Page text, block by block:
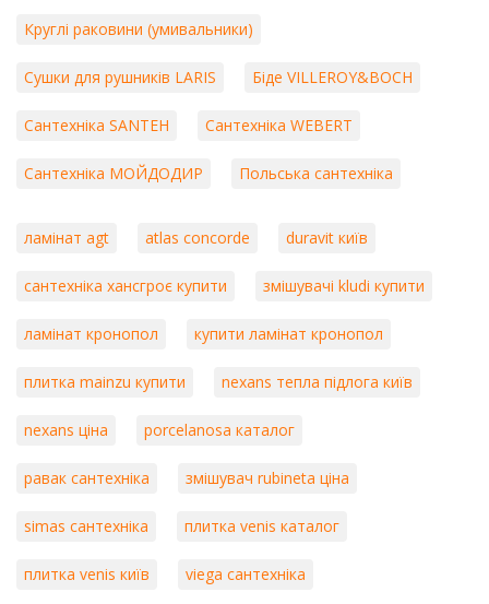
Круглі раковини (умивальники)
Сушки для рушників LARIS Біде VILLEROY&BOCH
Сантехніка SANTEH Сантехніка WEBERT
Сантехніка МОЙДОДИР Польська сантехніка
ламінат agt atlas concorde duravit київ
сантехніка хансгроє купити змішувачі kludi купити
ламінат кронопол купити ламінат кронопол
плитка mainzu купити nexans тепла підлога київ
nexans ціна porcelanosa каталог
равак сантехніка змішувач rubineta ціна
simas сантехніка плитка venis каталог
плитка venis київ viega сантехніка